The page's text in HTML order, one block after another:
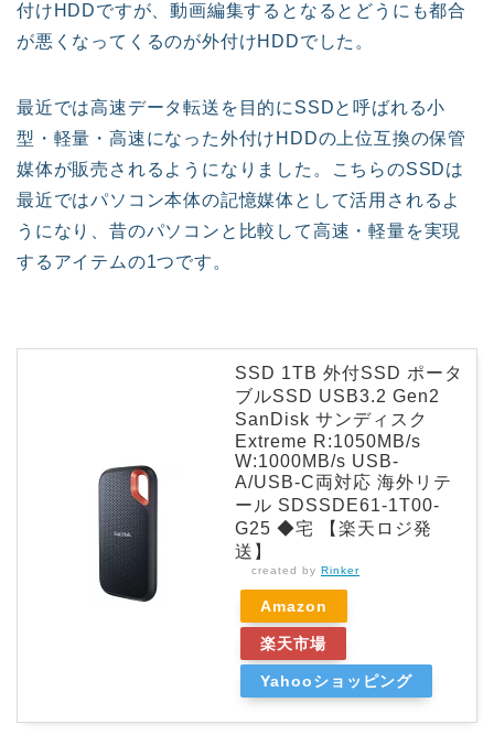
付けHDDですが、動画編集するとなるとどうにも都合
が悪くなってくるのが外付けHDDでした。
最近では高速データ転送を目的にSSDと呼ばれる小
型・軽量・高速になった外付けHDDの上位互換の保管
媒体が販売されるようになりました。こちらのSSDは
最近ではパソコン本体の記憶媒体として活用されるよ
うになり、昔のパソコンと比較して高速・軽量を実現
するアイテムの1つです。
SSD 1TB 外付SSD ポータ
ブルSSD USB3.2 Gen2
SanDisk サンディスク
Extreme R:1050MB/s
W:1000MB/s USB-
A/USB-C両対応 海外リテ
ール SDSSDE61-1T00-
G25 ◆宅 【楽天ロジ発
送】
created by Rinker
Amazon
楽天市場
Yahooショッピング